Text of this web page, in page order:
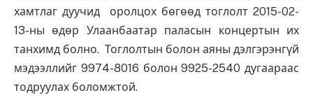
хамтлаг дуучид оролцох бөгөөд тоглолт 2015-02-
13-ны өдөр Улаанбаатар паласын концертын их
танхимд болно. Тоглолтын болон аяны дэлгэрэнгүй
мэдээллийг 9974-8016 болон 9925-2540 дугаараас
тодруулах боломжтой.